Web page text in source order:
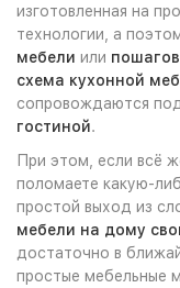
изготовленная на
технологии, а
мебели или
схема кухонной
сопровождаются
гостиной.
При этом, если всё
поломаете какую-
простой выход из
мебели на дому
достаточно в
простые мебельные